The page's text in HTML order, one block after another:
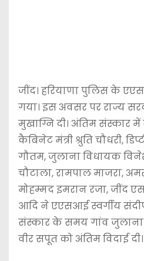
जींद। हरियाणा पुलिस के
गया। इस अवसर पर राज्य
मुखाग्नि दी। अंतिम संस्कार
कैबिनेट मंत्री श्रुति चौधरी,
गौतम, जुलाना विधायक विनेश
चौटाला, रामपाल माजरा,
मोहम्मद इमरान रजा, जींद
आदि ने एएसआई स्वर्गीय
संस्कार के समय गांव जुलाना
वीर सपूत को अंतिम विदाई दी।